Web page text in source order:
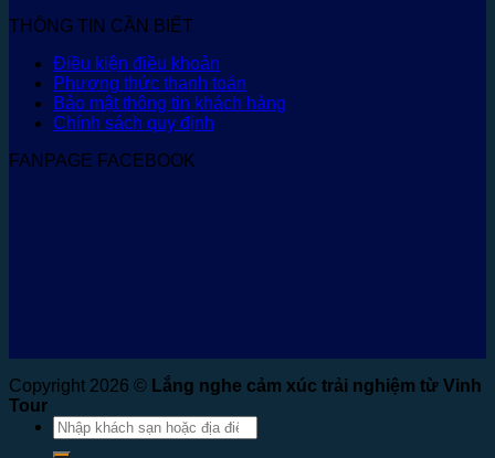
THÔNG TIN CẦN BIẾT
Điều kiện điều khoản
Phương thức thanh toán
Bảo mật thông tin khách hàng
Chính sách quy định
FANPAGE FACEBOOK
Copyright 2026 © Lắng nghe cảm xúc trải nghiệm từ Vinh
Tour
Tìm
kiếm: